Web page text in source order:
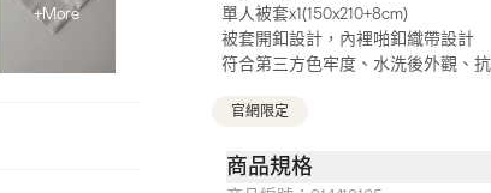
+More
單人被套x1(150x210+8cm)
被套開釦設計，內裡啪釦織帶設計
符合第三方色牢度、水洗後外觀、
官網限定
商品規格